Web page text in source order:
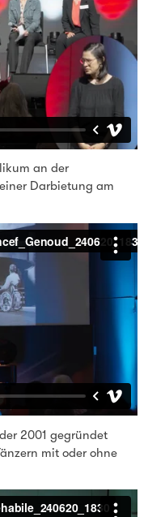
an der
Darbietung am
2001 gegründet
mit oder ohne